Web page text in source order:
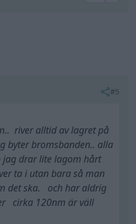
#5
river alltid av lagret på
byter bromsbanden.. alla
jag drar lite lagom hårt
ta i utan bara så man
det ska. och har aldrig
cirka 120nm är väll